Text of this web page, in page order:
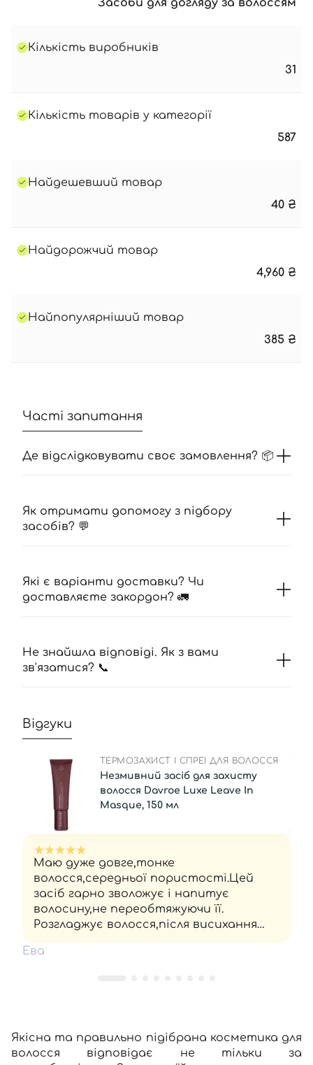
Засоби для догляду за волоссям
Кількість виробників
31
Кількість товарів у категорії
587
Найдешевший товар
40 ₴
Найдорожчий товар
4,960 ₴
Найпопулярніший товар
385 ₴
Часті запитання
Де відслідковувати своє замовлення? 📦
Як отримати допомогу з підбору
засобів? 💬
Які є варіанти доставки? Чи
доставляєте закордон? 🚛
Не знайшла відповіді. Як з вами
зв'язатися? 📞
Відгуки
ТЕРМОЗАХИСТ І СПРЕЇ ДЛЯ ВОЛОССЯ
Незмивний засіб для захисту
волосся Davroe Luxe Leave In
Masque, 150 мл
Маю дуже довге,тонке
волосся,середньої пористості.Цей
засіб гарно зволожує і напитує
волосину,не переобтяжуючи її.
Розгладжує волосся,після висихання
єлектризується,хіба що після розчіски
її.Має приємний аромат,легко
наноситься, як на сухе так і на вологе
Ева
Якісна та правильно підібрана косметика для
волосся відповідає не тільки за